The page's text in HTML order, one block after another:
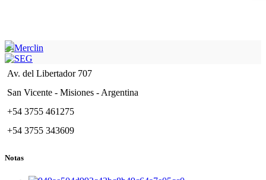
Av. del Libertador 707
San Vicente - Misiones - Argentina
+54 3755 461275
+54 3755 343609
Notas